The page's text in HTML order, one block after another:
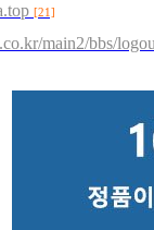
[21]
main2/bbs/